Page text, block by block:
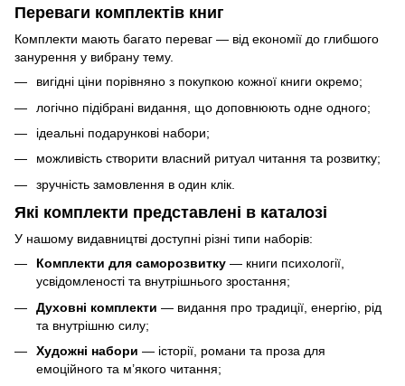
Переваги комплектів книг
Комплекти мають багато переваг — від економії до глибшого
занурення у вибрану тему.
вигідні ціни порівняно з покупкою кожної книги окремо;
логічно підібрані видання, що доповнюють одне одного;
ідеальні подарункові набори;
можливість створити власний ритуал читання та розвитку;
зручність замовлення в один клік.
Які комплекти представлені в каталозі
У нашому видавництві доступні різні типи наборів:
Комплекти для саморозвитку — книги психології,
усвідомленості та внутрішнього зростання;
Духовні комплекти — видання про традиції, енергію, рід
та внутрішню силу;
Художні набори — історії, романи та проза для
емоційного та м’якого читання;